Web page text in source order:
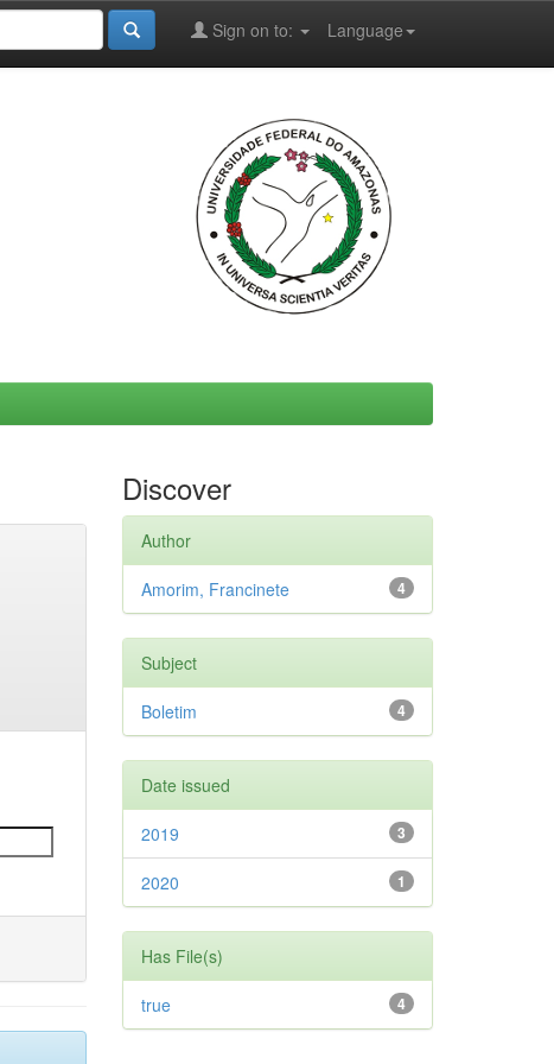
Language
Sign on to:
Discover
Author
4
Amorim, Francinete
Subject
4
Boletim
Date issued
3
2019
1
2020
Has File(s)
4
true